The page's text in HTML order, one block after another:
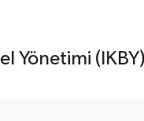
Yönetimi